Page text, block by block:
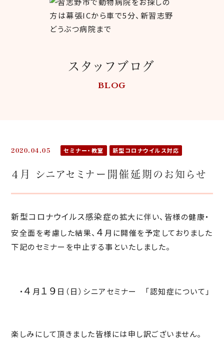
スタッフブログ
BLOG
2020.04.05 セミナー・教室 新型コロナウイルス対応
４月 シニアセミナー開催延期のお知らせ
新型コロナウイルス感染症の拡大に伴い、皆様の健康・
安全面を考慮した結果、 ４ 月に開催を予定しておりました
下記のセミナーを中止する事といたしました。
・ ４ 月 １９ 日（日）シニアセミナー 「認知症について」
楽しみにして頂きました皆様には申し訳ございません。